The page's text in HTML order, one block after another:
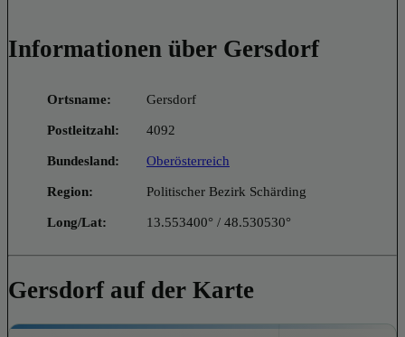
Informationen über Gersdorf
Ortsname: Gersdorf
Postleitzahl: 4092
Bundesland: Oberösterreich
Region: Politischer Bezirk Schärding
Long/Lat: 13.553400° / 48.530530°
Gersdorf auf der Karte